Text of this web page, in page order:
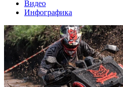
Видео
Инфографика